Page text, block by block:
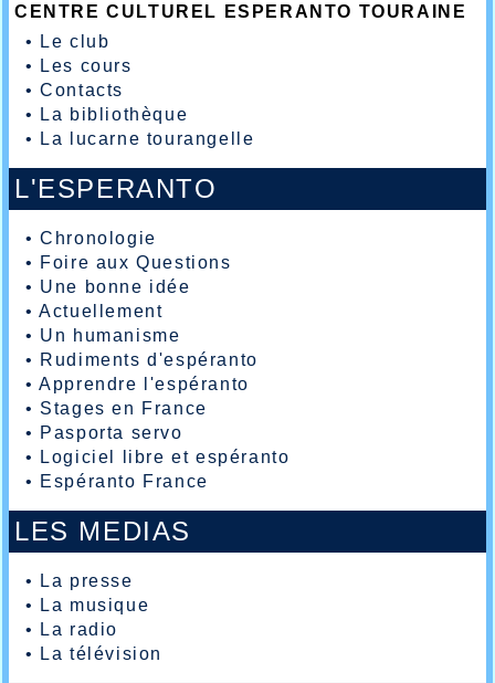
CENTRE CULTUREL ESPERANTO TOURAINE
•
Le club
•
Les cours
•Contacts
•
La bibliothèque
•
La lucarne tourangelle
L'ESPERANTO
•Chronologie
• Foire aux Questions
• Une bonne idée
•Actuellement
• Un humanisme
• Rudiments d'espéranto
•Apprendre l'espéranto
• Stages en France
• Pasporta servo
•
Logiciel libre et espéranto
• Espéranto France
LES MEDIAS
•
La presse
•
La musique
•
La radio
•
La télévision